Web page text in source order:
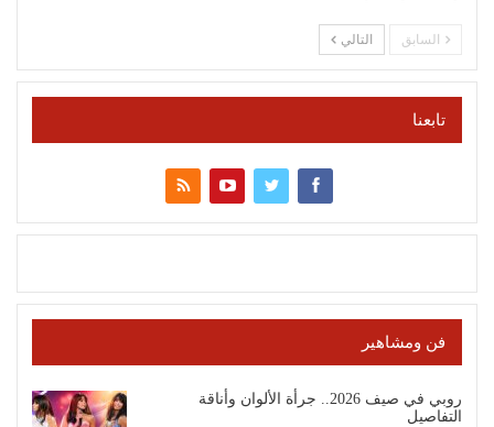
السابق التالي
تابعنا
فن ومشاهير
روبي في صيف 2026.. جرأة الألوان وأناقة
التفاصيل